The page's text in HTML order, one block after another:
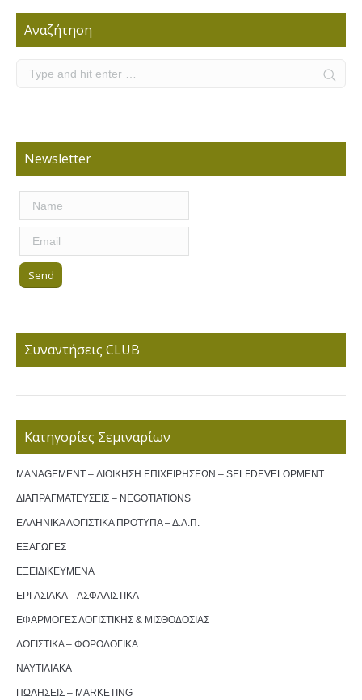
Αναζήτηση
Newsletter
Συναντήσεις CLUB
Κατηγορίες Σεμιναρίων
MANAGEMENT – ΔΙΟΙΚΗΣΗ ΕΠΙΧΕΙΡΗΣΕΩΝ – SELFDEVELOPMENT
ΔΙΑΠΡΑΓΜΑΤΕΥΣΕΙΣ – NEGOTIATIONS
ΕΛΛΗΝΙΚΑ ΛΟΓΙΣΤΙΚΑ ΠΡΟΤΥΠΑ – Δ.Λ.Π.
ΕΞΑΓΩΓΕΣ
ΕΞΕΙΔΙΚΕΥΜΕΝΑ
ΕΡΓΑΣΙΑΚΑ – ΑΣΦΑΛΙΣΤΙΚΑ
ΕΦΑΡΜΟΓΕΣ ΛΟΓΙΣΤΙΚΗΣ & ΜΙΣΘΟΔΟΣΙΑΣ
ΛΟΓΙΣΤΙΚΑ – ΦΟΡΟΛΟΓΙΚΑ
ΝΑΥΤΙΛΙΑΚΑ
ΠΩΛΗΣΕΙΣ – MARKETING